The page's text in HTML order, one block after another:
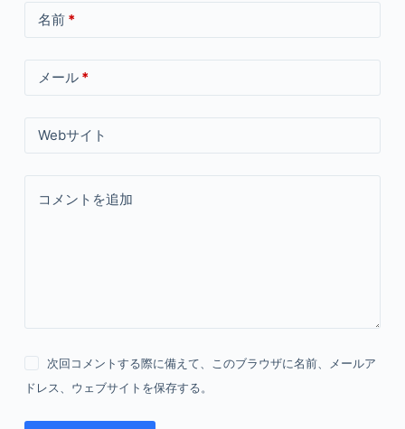
名前*
メール*
Webサイト
コメントを追加
次回コメントする際に備えて、このブラウザに名前、メールア
ドレス、ウェブサイトを保存する。